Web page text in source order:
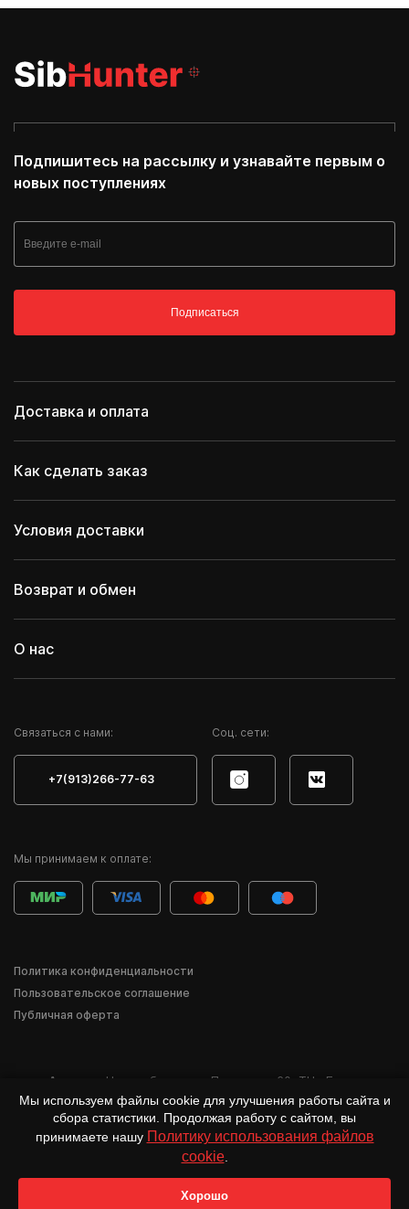
Подпишитесь на рассылку и узнавайте первым о
новых поступлениях
Подписаться
Доставка и оплата
Как сделать заказ
Условия доставки
Возврат и обмен
О нас
Мы принимаем к оплате:
Cвязаться с нами:
+7(913)266-77-63
Соц. сети:
Политика конфиденциальности
Пользовательское соглашение
Публичная оферта
Адрес: г. Новосибирск ул. Писарева, 60 ТЦ «Баzа»
*Деятельность компании Meta Inc. и её продуктов Instagram, Facebook и др.
признана в России экстремистской и запрещена.
Мы используем файлы cookie для улучшения работы сайта и
сбора статистики. Продолжая работу с сайтом, вы
принимаете нашу Политику использования файлов
cookie.
Хорошо